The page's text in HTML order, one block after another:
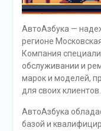
АвтоАзбука —
регионе
Компания
обслуживании и
марок и моделей,
для своих клиентов.
АвтоАзбука
базой и